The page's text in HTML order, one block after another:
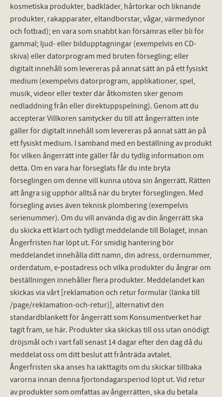
kosmetiska produkter, badkläder, hårtorkar och liknande
produkter, rakapparater, eltandborstar, vågar, värmedynor
och fotbad); en vara som snabbt kan försämras eller bli för
gammal; ljud- eller bildupptagningar (exempelvis en CD-
skiva) eller datorprogram med bruten försegling; eller
digitalt innehåll som levereras på annat sätt än på ett fysiskt
medium (exempelvis datorprogram, applikationer, spel,
musik, videor eller texter där åtkomsten sker genom
nedladdning från eller direktuppspelning). Genom att du
accepterar Villkoren samtycker du till att ångerrätten inte
gäller för digitalt innehåll som levereras på annat sätt än på
ett fysiskt medium. I samband med en beställning av produkt
för vilken ångerrätt inte gäller får du tydlig information om
detta. Om en vara har förseglats får du inte bryta
förseglingen om denne vill kunna utöva sin ångerrätt. Rätten
att ångra sig upphör alltså när du bryter förseglingen. Med
försegling avses även teknisk plombering (exempelvis
serienummer). Om du vill använda dig av din ångerrätt ska
du skicka ett klart och tydligt meddelande till Bolaget, innan
Ångerfristen har löpt ut. För smidig hantering bör
meddelandet innehålla ditt namn, din adress, ordernummer,
orderdatum, e-postadress och vilka produkter du ångrar om
beställningen innehåller flera produkter. Meddelandet kan
skickas via vårt [reklamation och retur formulär (länka till
/page/reklamation-och-retur)], alternativt den
standardblankett för ångerrätt som Konsumentverket har
tagit fram, se här. Produkter ska skickas till oss utan onödigt
dröjsmål och i vart fall senast 14 dagar efter den dag då du
meddelat oss om ditt beslut att frånträda avtalet.
Ångerfristen ska anses ha iakttagits om du skickar tillbaka
varorna innan denna fjortondagarsperiod löpt ut. Vid retur
av produkter som omfattas av ångerrätten, ska du betala